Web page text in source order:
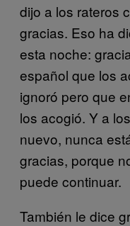
dijo a los rateros
gracias. Eso ha
esta noche:
español que los
ignoró pero que
los acogió. Y a
nuevo, nunca
gracias, porque
puede continuar.
También le dice